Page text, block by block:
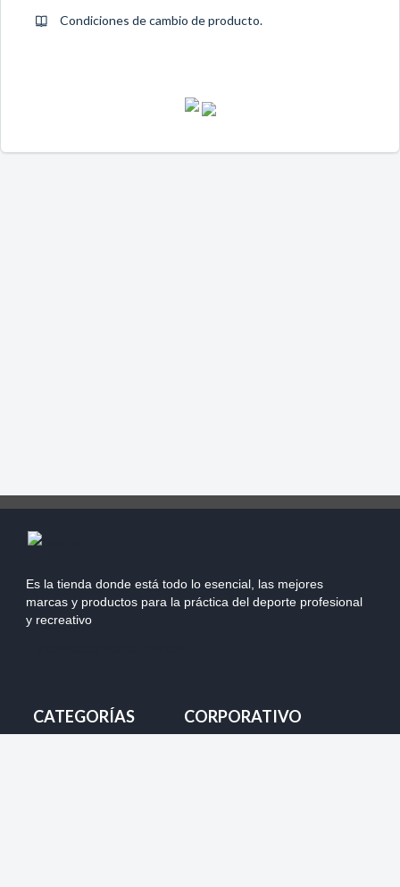
Condiciones de cambio de producto.
Es la tienda donde está todo lo esencial, las mejores
marcas y productos para la práctica del deporte profesional
y recreativo
CATEGORÍAS CORPORATIVO